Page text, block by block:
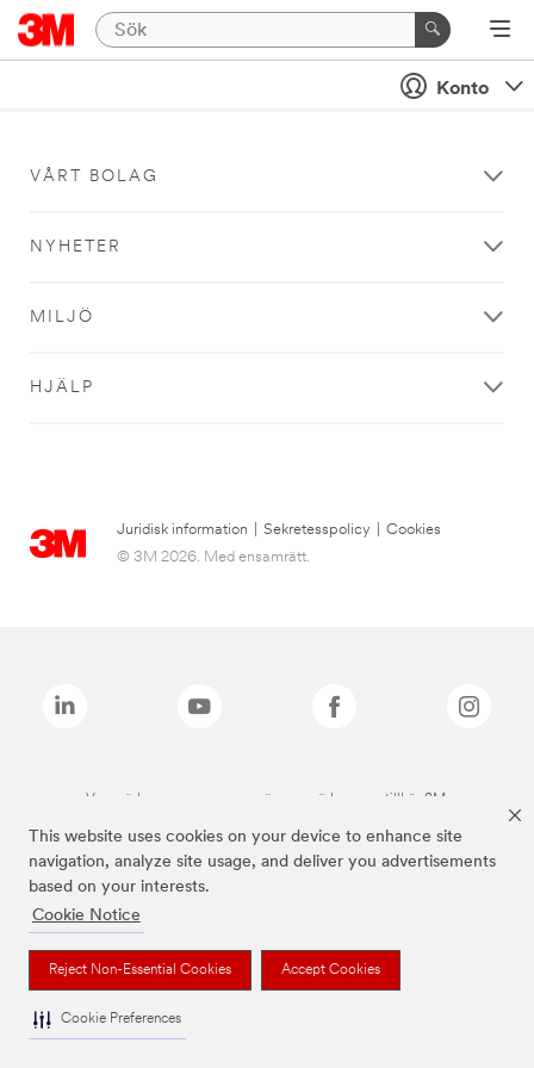
This website uses cookies on your device to enhance site
navigation, analyze site usage, and deliver you advertisements
based on your interests.
Cookie Notice
Reject Non-Essential Cookies Accept Cookies
Cookie Preferences
Konto
VÅRT BOLAG
NYHETER
MILJÖ
HJÄLP
Juridisk information Sekretesspolicy
Cookies
© 3M 2026. Med ensamrätt.
Varumärken som anges ovan är varumärken som tillhör 3M.